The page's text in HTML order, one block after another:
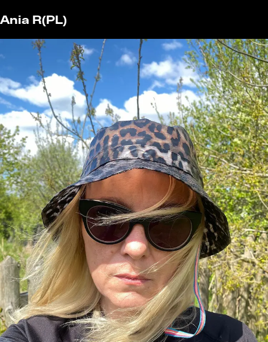
Ania R(PL)